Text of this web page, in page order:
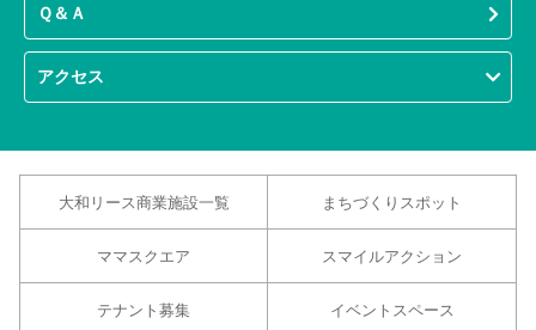
Ｑ＆Ａ
アクセス
大和リース商業施設一覧 まちづくりスポット
ママスクエア スマイルアクション
テナント募集 イベントスペース